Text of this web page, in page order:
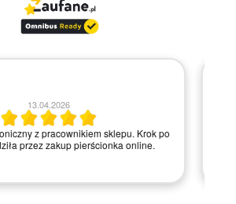
30.03.2026
Bardzo dobry kontakt.!!!